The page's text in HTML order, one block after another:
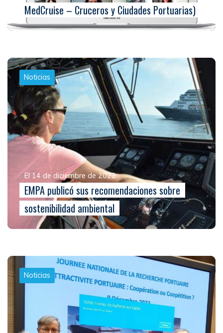
MedCruise – Cruceros y Ciudades Portuarias)
Noticias
El 14 de diciembre de 2022
EMPA publicó sus recomendaciones sobre
sostenibilidad ambiental
Noticias